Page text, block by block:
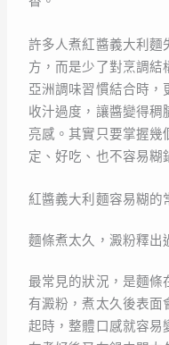
許多人煮紅醬義大利麵
方，而是少了對烹調結
亞洲調味習慣結合時，
收汁過度，讓醬變得稠
亮感。其實只要掌握幾
定、好吃、也不容易糊
紅醬義大利麵容易糊的
麵條煮太久，澱粉釋出
最常見的狀況，是麵條
有澱粉，煮太久後表面
起時，整體口感就容易